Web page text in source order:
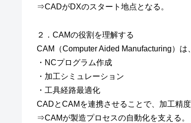
⇒CADがDXのスタート地点となる。
２．CAMの役割を理解する
CAM（Computer Aided Manufacturing）
・NCプログラム作成
・加工シミュレーション
・工具経路最適化
CADとCAMを連携させることで、加工精
⇒CAMが製造プロセスの自動化を支える。